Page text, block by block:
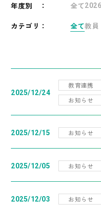
年度別 ： 全て2026
カテゴリ： 全て教員
2025/12/24
教育連携
お知らせ
2025/12/15 お知らせ
2025/12/05 お知らせ
2025/12/03 お知らせ